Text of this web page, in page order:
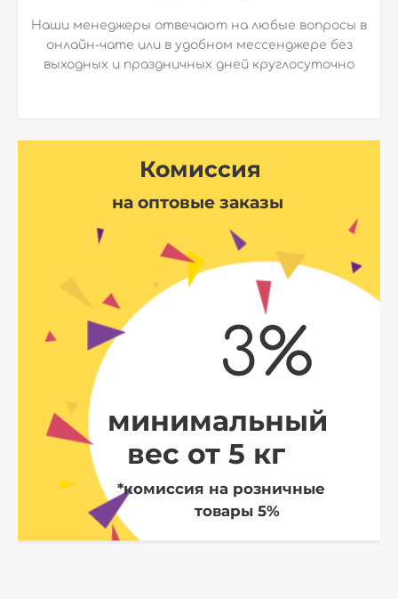
Наши менеджеры отвечают на любые вопросы в
онлайн-чате или в удобном мессенджере без
выходных и праздничных дней круглосуточно
Комиссия
на оптовые заказы
3%
минимальный
вес от 5 кг
*комиссия на розничные
товары 5%